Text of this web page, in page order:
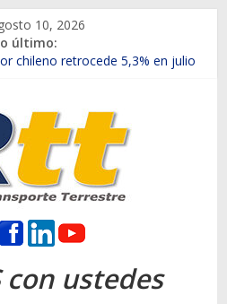
10, 2026
último:
en lanzar la nueva
de Chevrolet en el Biobío
sucursales en Rancagua y
la recién estrenada Bolden en
con ustedes